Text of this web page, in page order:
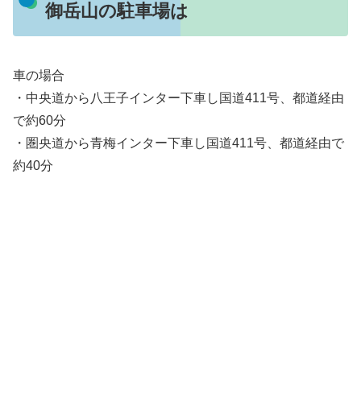
御岳山の駐車場は
車の場合
・中央道から八王子インター下車し国道411号、都道経由
で約60分
・圏央道から青梅インター下車し国道411号、都道経由で
約40分